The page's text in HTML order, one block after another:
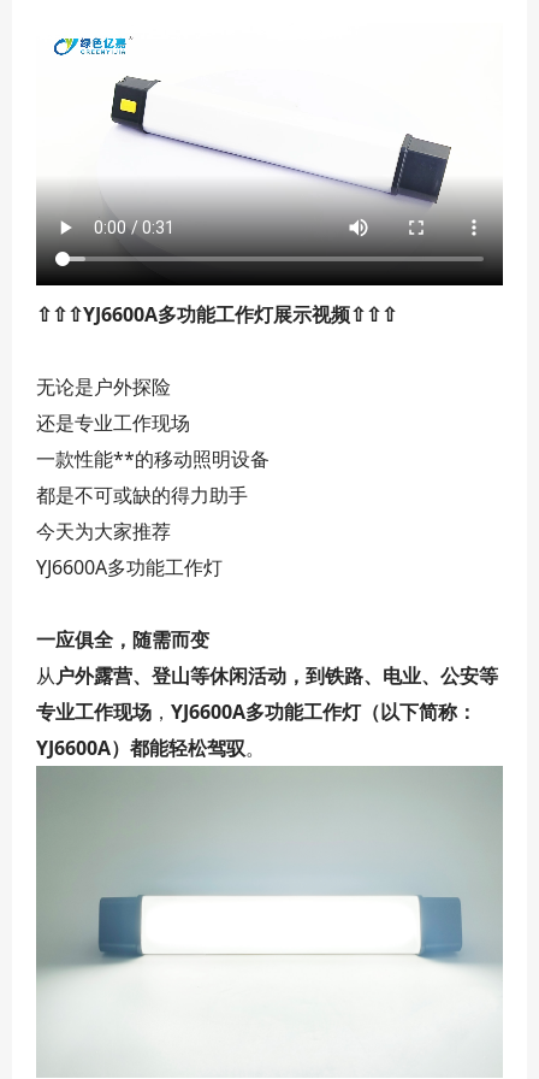
⇧⇧⇧YJ6600A多功能工作灯展示视频⇧⇧⇧
无论是户外探险
还是专业工作现场
一款性能**的移动照明设备
都是不可或缺的得力助手
今天为大家推荐
YJ6600A多功能工作灯
一应俱全，随需而变
从户外露营、登山等休闲活动，到铁路、电业、公安等
专业工作现场 ， YJ6600A多功能工作灯（以下简称：
YJ6600A）都能轻松驾驭。